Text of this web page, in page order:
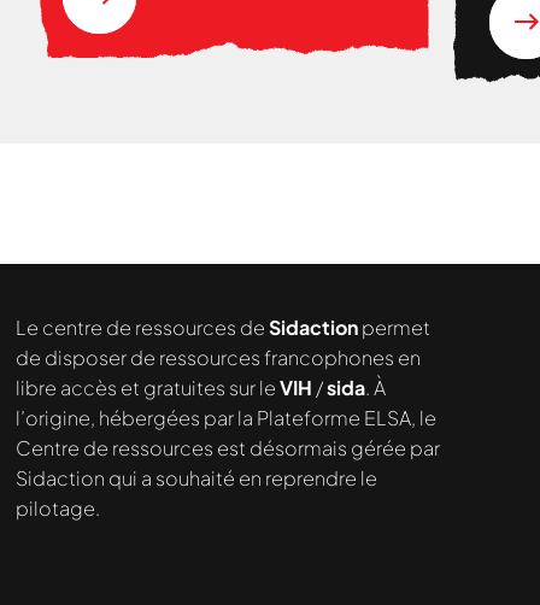
Le centre de ressources deSidactionpermet
de disposer de ressources francophones en
libre accès et gratuites sur leVIH /sida. À
l’origine, hébergées par la Plateforme ELSA, le
Centre de ressources est désormais gérée par
Sidaction qui a souhaité en reprendre le
pilotage.